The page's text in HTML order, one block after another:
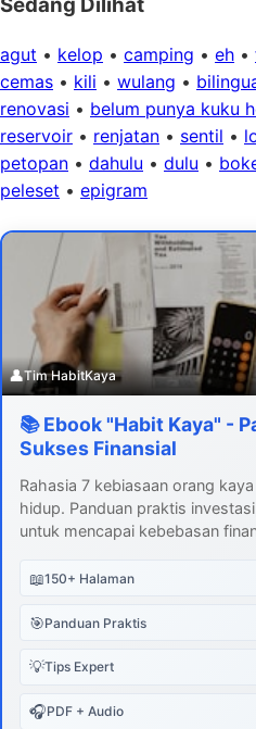
agut • kelop • camping • eh •
cemas • kili • wulang •
renovasi • belum punya kuku
reservoir • renjatan • sentil •
petopan • dahulu • dulu •
peleset • epigram
👤Tim HabitKaya
📚 Ebook "Habit Kaya" -
Sukses Finansial
Rahasia 7 kebiasaan orang
hidup. Panduan praktis
untuk mencapai kebebasan
📖150+ Halaman
🎯Panduan Praktis
💡Tips Expert
🎧PDF + Audio